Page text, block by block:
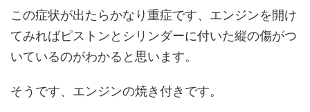
この症状が出たらかなり重症です、エンジンを開け
てみればピストンとシリンダーに付いた縦の傷がつ
いているのがわかると思います。
そうです、エンジンの焼き付きです。